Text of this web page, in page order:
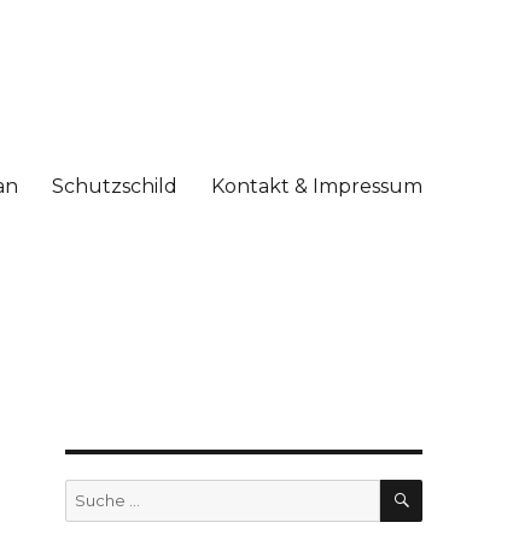
Schutzschild Kontakt & Impressum
Suche
nach:
SUCHE